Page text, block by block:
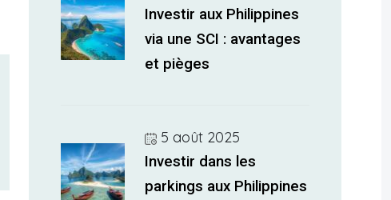
Investir aux Philippines
via une SCI : avantages
et pièges
5 août 2025
Investir dans les
parkings aux Philippines